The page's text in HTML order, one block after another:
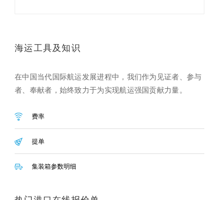
海运工具及知识
在中国当代国际航运发展进程中，我们作为见证者、参与
者、奉献者，始终致力于为实现航运强国贡献力量。
费率
提单
集装箱参数明细